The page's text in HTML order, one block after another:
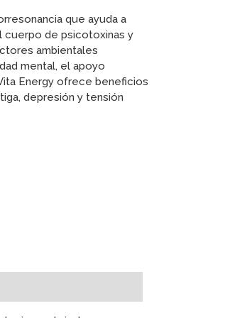
que ayuda a
cuerpo de psicotoxinas y
ambientales
mental, el apoyo
Energy ofrece beneficios
depresión y tensión